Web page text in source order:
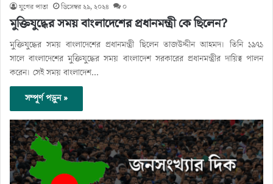
যুগের পাতা ডিসেম্বর ২৯, ২০২৪ ০
মুক্তিযুদ্ধের সময় বাংলাদেশের প্রধানমন্ত্রী কে ছিলেন?
মুক্তিযুদ্ধের সময় বাংলাদেশের প্রধানমন্ত্রী ছিলেন তাজউদ্দীন আহমদ। তিনি ১৯৭১
সালে বাংলাদেশের মুক্তিযুদ্ধের সময় বাংলাদেশ সরকারের প্রধানমন্ত্রীর দায়িত্ব পালন
করেন। সেই সময় বাংলাদেশ…
সম্পূর্ণ পড়ুন »